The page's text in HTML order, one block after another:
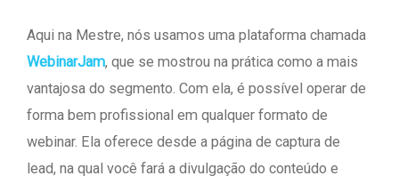
Aqui na Mestre, nós usamos uma plataforma chamada
WebinarJam, que se mostrou na prática como a mais
vantajosa do segmento. Com ela, é possível operar de
forma bem profissional em qualquer formato de
webinar. Ela oferece desde a página de captura de
lead, na qual você fará a divulgação do conteúdo e